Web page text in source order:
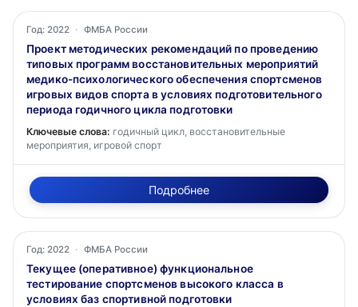
Год: 2022 · ФМБА России
Проект методических рекомендаций по проведению
типовых программ восстановительных мероприятий
медико-психологического обеспечения спортсменов
игровых видов спорта в условиях подготовительного
периода годичного цикла подготовки
Ключевые слова: годичный цикл, восстановительные
мероприятия, игровой спорт
Подробнее
Год: 2022 · ФМБА России
Текущее (оперативное) функциональное
тестирование спортсменов высокого класса в
условиях баз спортивной подготовки